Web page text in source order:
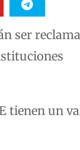
ser
tienen un